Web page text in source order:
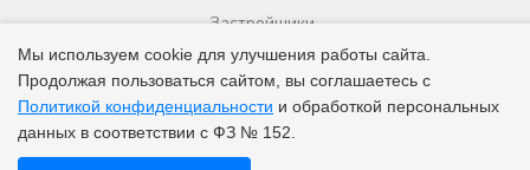
Застройщики
© 2026 ВсеНовостройки. +7 (499) 113-69-28
Мы используем cookie для улучшения работы сайта.
Продолжая пользоваться сайтом, вы соглашаетесь с
Политикой конфиденциальности и обработкой персональных
данных в соответствии с ФЗ № 152.